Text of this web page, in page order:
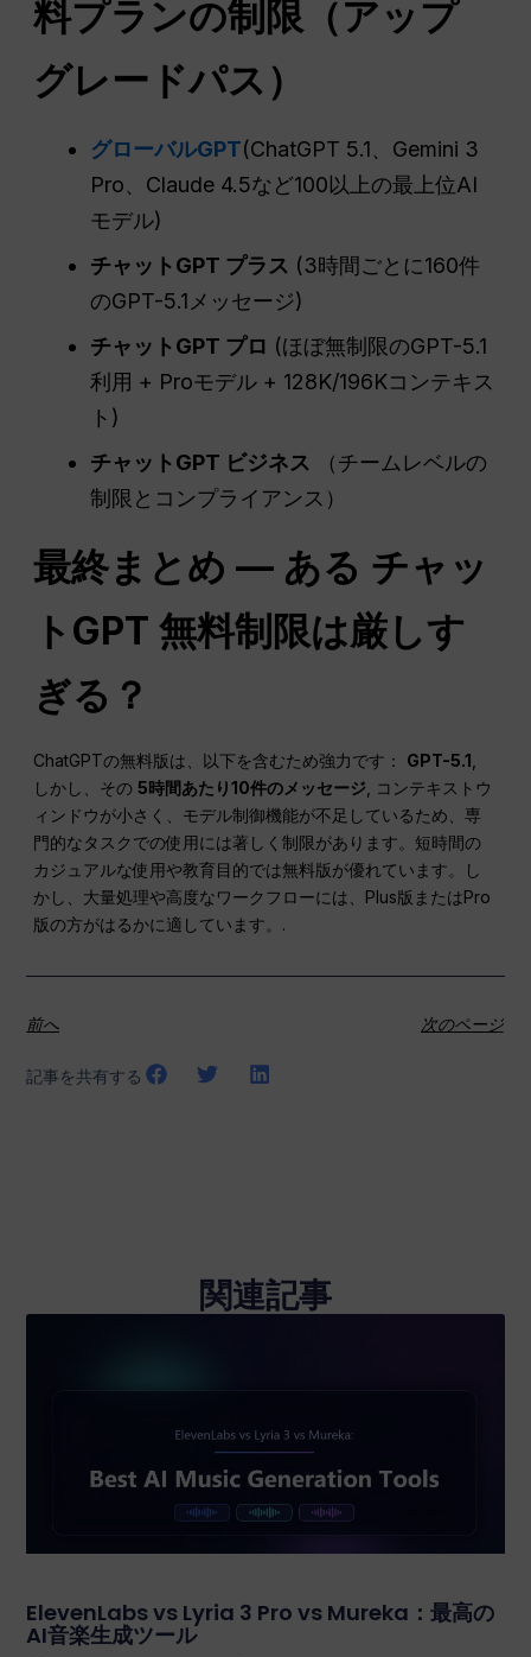
料プランの制限（アップ
グレードパス）
グローバルGPT(ChatGPT 5.1、Gemini 3
Pro、Claude 4.5など100以上の最上位AI
モデル)
チャットGPT プラス (3時間ごとに160件
のGPT-5.1メッセージ)
チャットGPT プロ (ほぼ無制限のGPT-5.1
利用 + Proモデル + 128K/196Kコンテキス
ト)
チャットGPT ビジネス
（チームレベルの
制限とコンプライアンス）
最終まとめ — ある チャッ
トGPT無料制限は厳しす
ぎる？
ChatGPTの無料版は、以下を含むため強力です： GPT-5.1
しかし、その5時間あたり10件のメッセージ , コンテキストウ
ィンドウが小さく、モデル制御機能が不足しているため、専
門的なタスクでの使用には著しく制限があります。短時間の
カジュアルな使用や教育目的では無料版が優れています。し
かし、大量処理や高度なワークフローには、Plus版またはPro
版の方がはるかに適しています。.
前へ 次のページ
記事を共有する
関連記事
ElevenLabs vs Lyria 3 Pro vs Mureka：最高の
AI音楽生成ツール